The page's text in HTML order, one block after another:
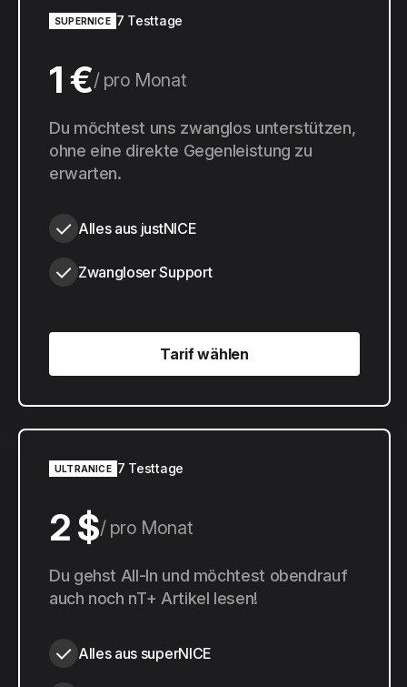
SUPERNICE 7 Testtage
1 € pro Monat
10 € pro Jahr
Du möchtest uns zwanglos unterstützen,
ohne eine direkte Gegenleistung zu
erwarten.
Alles aus justNICE
Zwangloser Support
Tarif wählen
Tarif wählen
ULTRANICE 7 Testtage
2 $ pro Monat
20 $ pro Jahr
Du gehst All-In und möchtest obendrauf
auch noch nT+ Artikel lesen!
Alles aus superNICE